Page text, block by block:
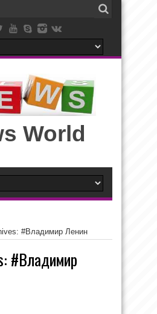
World
#Владимир Ленин
#Владимир